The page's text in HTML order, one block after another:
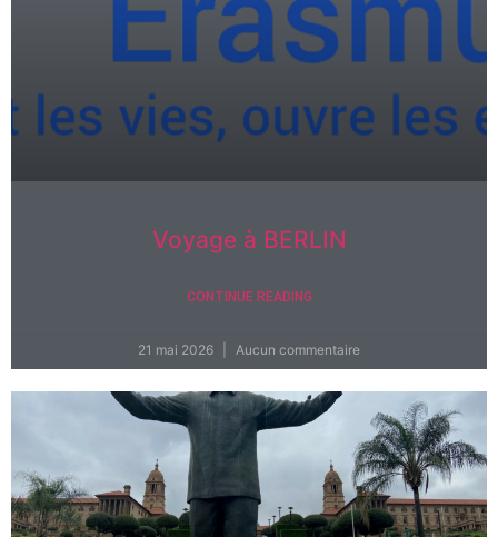
Voyage à BERLIN
CONTINUE READING
21 mai 2026 Aucun commentaire